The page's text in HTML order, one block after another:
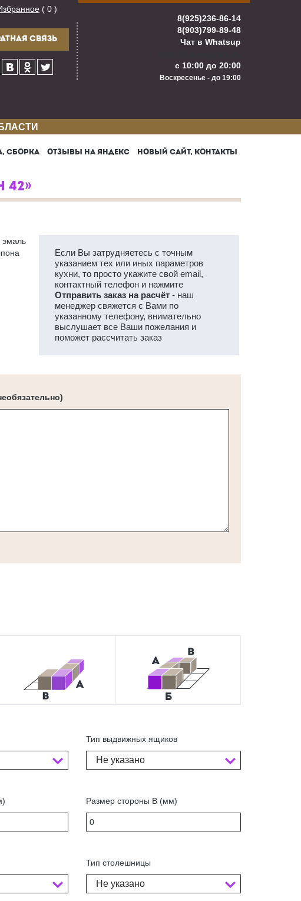
( 0 )
СВЯЗЬ
8(925)236-86-14
8(903)799-89-48
Чат в Whatsup
с 10:00 до 20:00
Воскресенье - до 19:00
СБОРКА ОТЗЫВЫ НА ЯНДЕКС НОВЫЙ САЙТ, КОНТАКТЫ
42»
эмаль
Если Вы затрудняетесь с точным
указанием тех или иных параметров
кухни, то просто укажите свой email,
контактный телефон и нажмите
Отправить заказ на расчёт- наш
менеджер свяжется с Вами по
указанному телефону, внимательно
выслушает все Ваши пожелания и
поможет рассчитать заказ
Тип выдвижных ящиков
Не указано
Размер стороны В (мм)
Тип столешницы
Не указано